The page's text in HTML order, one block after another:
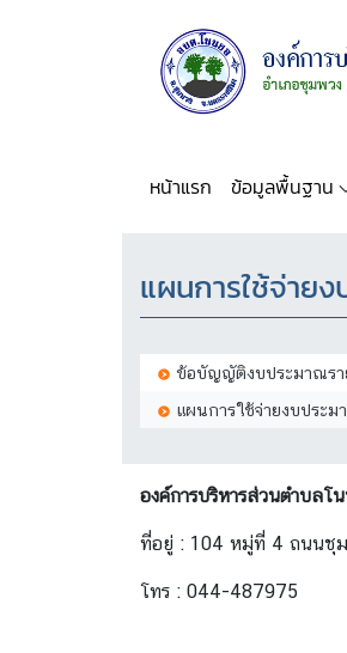
หน้าแรก ข้อมูลพื้นฐาน
แผนการใช้จ่าย
ข้อบัญญัติงบประมาณรา
แผนการใช้จ่ายงบประ
องค์การบริหารส่วนตำบลโ
ที่อยู่ : 104 หมู่ที่ 4 ถนนชุม
โทร : 044-487975